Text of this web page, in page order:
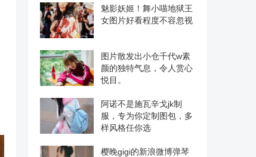
魅影妖姬！舞小喵地狱王
女图片好看程度不容忽视
图片散发出小仓千代w素
颜的独特气息，令人赏心
悦目。
阿诺不是施瓦辛戈jk制
服，专为你定制图包，多
样风格任你选
樱晚gigi的新浪微博弹琴